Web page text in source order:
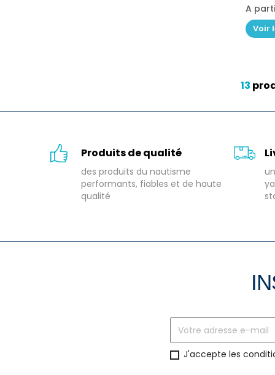
A
Voir
13
Produits de qualité
des produits du nautisme
performants, fiables et de haute
qualité
J'accepte les